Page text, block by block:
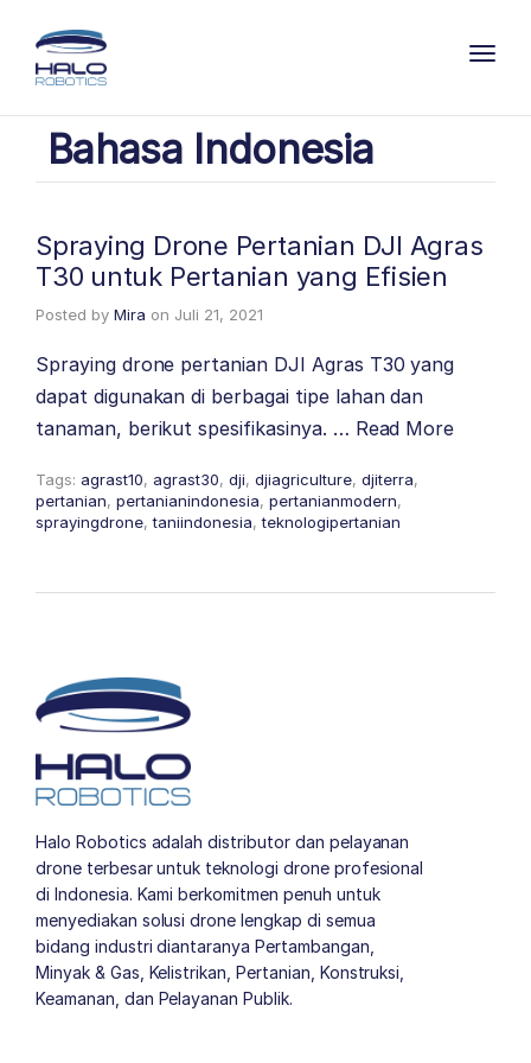
Bahasa Indonesia
Spraying Drone Pertanian DJI Agras
T30 untuk Pertanian yang Efisien
Posted by Mira on Juli 21, 2021
Spraying drone pertanian DJI Agras T30 yang
dapat digunakan di berbagai tipe lahan dan
tanaman, berikut spesifikasinya. … Read More
Tags: agrast10, agrast30, dji, djiagriculture, djiterra,
pertanian, pertanianindonesia, pertanianmodern,
sprayingdrone,taniindonesia,teknologipertanian
Halo Robotics adalah distributor dan pelayanan
drone terbesar untuk teknologi drone profesional
di Indonesia. Kami berkomitmen penuh untuk
menyediakan solusi drone lengkap di semua
bidang industri diantaranya Pertambangan,
Minyak & Gas, Kelistrikan, Pertanian, Konstruksi,
Keamanan, dan Pelayanan Publik.